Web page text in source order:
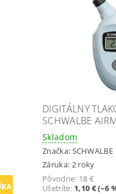
DIGITÁLNY
SCHWALBE
Skladom
Značka: SCHWALBE
Záruka: 2 roky
Pôvodne: 18 €
Ušetríte: 1,10 € (–6